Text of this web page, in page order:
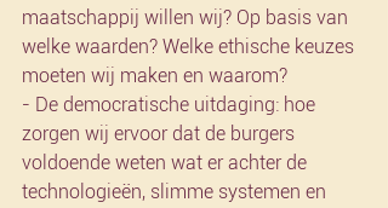
maatschappij willen wij? Op basis van
welke waarden? Welke ethische keuzes
moeten wij maken en waarom?
- De democratische uitdaging: hoe
zorgen wij ervoor dat de burgers
voldoende weten wat er achter de
technologieën, slimme systemen en